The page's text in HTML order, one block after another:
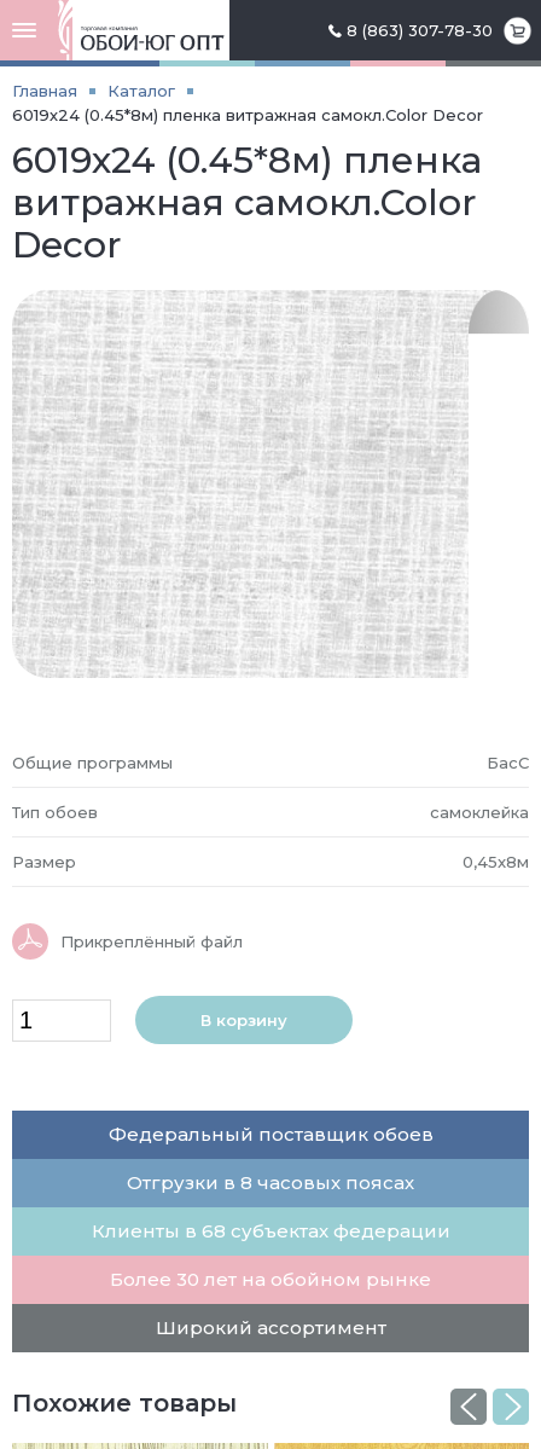
8 (863) 307-78-30
Главная
Каталог
6019х24 (0.45*8м) пленка витражная самокл.Color Decor
6019х24 (0.45*8м) пленка
витражная самокл.Color
Decor
Общие программы БасС
Тип обоев самоклейка
Размер 0,45x8м
Прикреплённый файл
В корзину
Федеральный поставщик обоев
Отгрузки в 8 часовых поясах
Клиенты в 68 субъектах федерации
Более 30 лет на обойном рынке
Широкий ассортимент
Похожие товары